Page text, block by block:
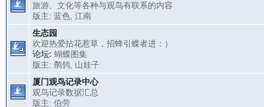
旅游、文化等各种与观鸟有联系的内容
版主: 蓝色, 江南
生态园
欢迎热爱拈花惹草，招蜂引蝶者进：）
论坛: 蝴蝶图集
版主: 鹡鸰, 山娃子
厦门观鸟记录中心
观鸟记录数据汇总
版主: 伯劳